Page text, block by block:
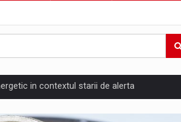
in contextul starii de alerta
granitele?